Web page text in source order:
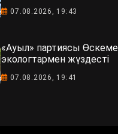
07.08.2026, 19:43
«Ауыл» партиясы
экологтармен жүздесті
07.08.2026, 19:41